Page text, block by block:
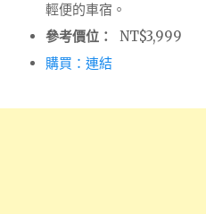
輕便的車宿。
參考價位：
NT$3,999
購買：連結